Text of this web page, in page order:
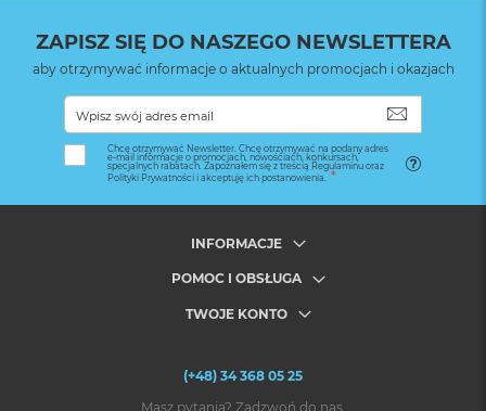
ZAPISZ SIĘ DO NASZEGO NEWSLETTERA
aby otrzymywać informacje o aktualnych promocjach i okazjach
Chcę otrzymywać Newsletter. Chcę otrzymywać na podany adres
e-mail informacje o promocjach, nowościach, konkursach,
specjalnych rabatach. Zapoznałem się z treścią Regulaminu oraz
Polityki Prywatności i akceptuję ich postanowienia.
INFORMACJE
POMOC I OBSŁUGA
TWOJE KONTO
(+48) 34 368 05 25
Masz pytania? Zadzwoń do nas.